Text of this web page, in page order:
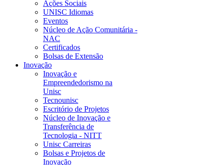
Ações Sociais
UNISC Idiomas
Eventos
Núcleo de Ação Comunitária -
NAC
Certificados
Bolsas de Extensão
Inovação
Inovação e
Empreendedorismo na
Unisc
Tecnounisc
Escritório de Projetos
Núcleo de Inovação e
Transferência de
Tecnologia - NITT
Unisc Carreiras
Bolsas e Projetos de
Inovação